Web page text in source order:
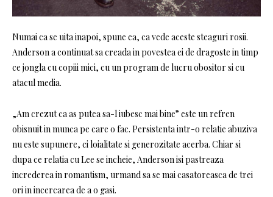
Numai ca se uita inapoi, spune ea, ca vede aceste steaguri rosii.
Anderson a continuat sa creada in povestea ei de dragoste in timp
ce jongla cu copiii mici, cu un program de lucru obositor si cu
atacul media.
„Am crezut ca as putea sa-l iubesc mai bine” este un refren
obisnuit in munca pe care o fac. Persistenta intr-o relatie abuziva
nu este supunere, ci loialitate si generozitate acerba. Chiar si
dupa ce relatia cu Lee se incheie, Anderson isi pastreaza
increderea in romantism, urmand sa se mai casatoreasca de trei
ori in incercarea de a o gasi.